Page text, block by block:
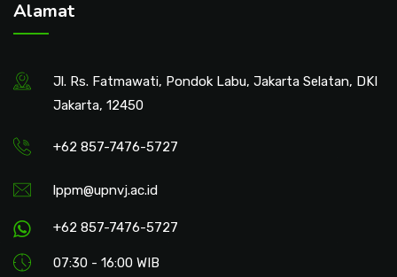
Alamat
Jl. Rs. Fatmawati, Pondok Labu, Jakarta Selatan, DKI
Jakarta, 12450
+62 857-7476-5727
lppm@upnvj.ac.id
+62 857-7476-5727
07:30 - 16:00 WIB